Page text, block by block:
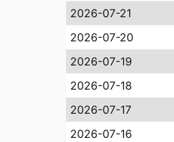
2026-07-21
2026-07-20
2026-07-19
2026-07-18
2026-07-17
2026-07-16